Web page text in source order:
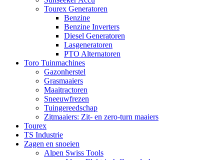
Tourex Generatoren
Benzine
Benzine Inverters
Diesel Generatoren
Lasgeneratoren
PTO Alternatoren
Toro Tuinmachines
Gazonherstel
Grasmaaiers
Maaitractoren
Sneeuwfrezen
Tuingereedschap
Zitmaaiers: Zit- en zero-turn maaiers
Tourex
TS Industrie
Zagen en snoeien
Alpen Swiss Tools